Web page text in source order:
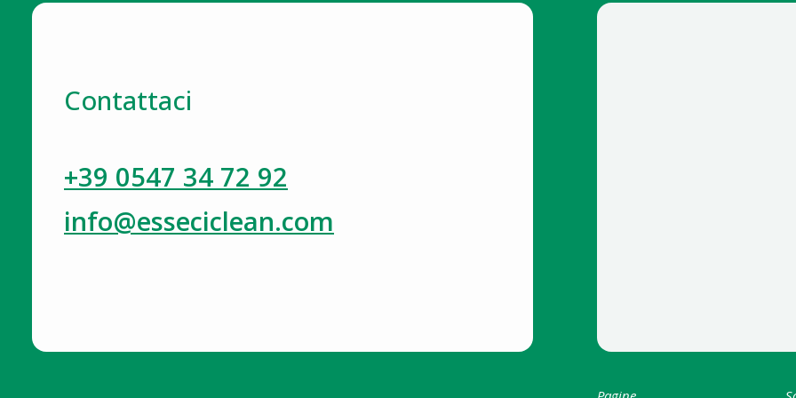
Contattaci
+39 0547 34 72 92
info@esseciclean.com